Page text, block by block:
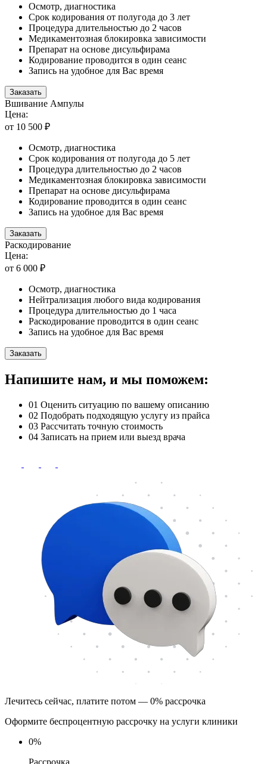
Осмотр, диагностика
Срок кодирования от полугода до 3 лет
Процедура длительностью до 2 часов
Медикаментозная блокировка зависимости
Препарат на основе дисульфирама
Кодирование проводится в один сеанс
Запись на удобное для Вас время
Заказать
Вшивание Ампулы
Цена:
от 10 500 ₽
Осмотр, диагностика
Срок кодирования от полугода до 5 лет
Процедура длительностью до 2 часов
Медикаментозная блокировка зависимости
Препарат на основе дисульфирама
Кодирование проводится в один сеанс
Запись на удобное для Вас время
Заказать
Раскодирование
Цена:
от 6 000 ₽
Осмотр, диагностика
Нейтрализация любого вида кодирования
Процедура длительностью до 1 часа
Раскодирование проводится в один сеанс
Запись на удобное для Вас время
Заказать
Напишите нам, и мы поможем:
01 Оценить ситуацию по вашему описанию
02 Подобрать подходящую услугу из прайса
03 Рассчитать точную стоимость
04 Записать на прием или выезд врача
Лечитесь сейчас, платите потом — 0% рассрочка
Оформите беспроцентную рассрочку на услуги клиники
0%
Рассрочка